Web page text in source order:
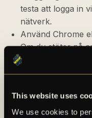
This website uses
We use cookies to
testa att logga in
nätverk.
Använd Chrome
Om du stöter på
kontakta
kommuniceras
fastställda, men